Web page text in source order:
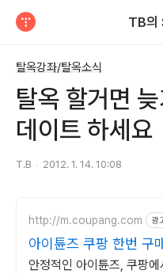
TB의
탈옥강좌/탈옥소식
탈옥 할거면
데이트 하세요
T.B 2012. 1. 14. 10:08
http://m.coupang.com 광
아이튠즈 쿠팡 한번 구
안정적인 아이튠즈, 쿠팡